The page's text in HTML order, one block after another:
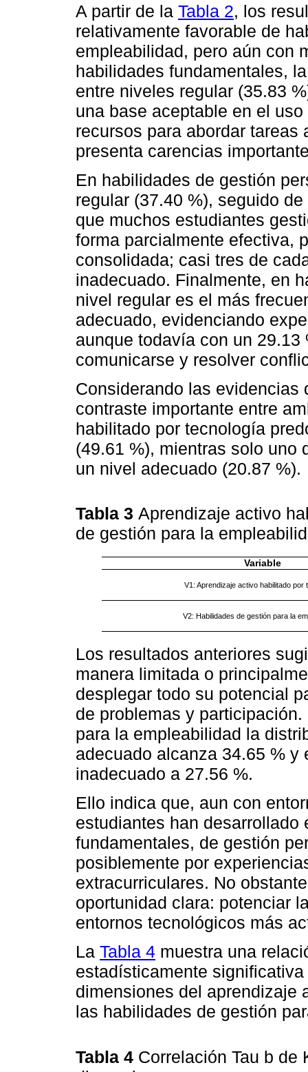
A partir de la Tabla 2, los
relativamente favorable de
empleabilidad, pero aún con
habilidades fundamentales,
entre niveles regular (35.83
una base aceptable en el
recursos para abordar
presenta carencias
En habilidades de gestión
regular (37.40 %), seguido
que muchos estudiantes
forma parcialmente efectiva,
consolidada; casi tres de
inadecuado. Finalmente, en
nivel regular es el más
adecuado, evidenciando
aunque todavía con un
comunicarse y resolver
Considerando las evidencias
contraste importante entre
habilitado por tecnología
(49.61 %), mientras solo uno
un nivel adecuado (20.87 %).
Tabla 3 Aprendizaje activo
de gestión para la
Variable
V1: Aprendizaje activo habilitado por
V2: Habilidades de gestión para la
Los resultados anteriores
manera limitada o
desplegar todo su potencial
de problemas y
para la empleabilidad la
adecuado alcanza 34.65 % y
inadecuado a 27.56 %.
Ello indica que, aun con
estudiantes han
fundamentales, de gestión
posiblemente por
extracurriculares. No
oportunidad clara: potenciar
entornos tecnológicos más
La Tabla 4 muestra una
estadísticamente
dimensiones del aprendizaje
las habilidades de gestión
Tabla 4 Correlación Tau b de